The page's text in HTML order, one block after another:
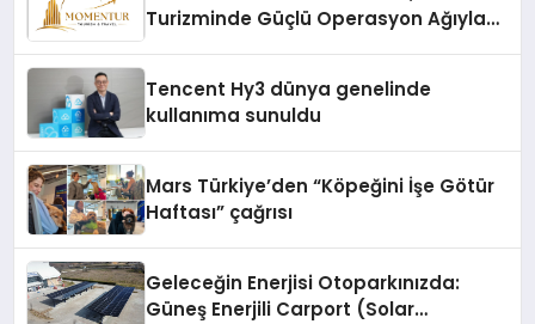
Turizminde Güçlü Operasyon Ağıyla
Tencent Hy3 dünya genelinde
kullanıma sunuldu
Mars Türkiye’den “Köpeğini İşe Götür
Haftası” çağrısı
Geleceğin Enerjisi Otoparkınızda:
Güneş Enerjili Carport (Solar